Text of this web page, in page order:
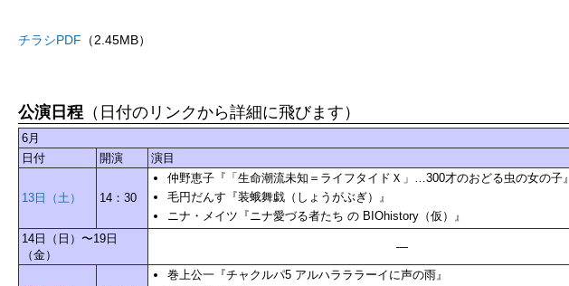
チラシPDF （2.45MB）
公演日程 （日付のリンクから詳細に飛びます）
6月
日付
開演 演目
13日（土） 14：30
仲野恵子『「生命潮流未知＝ライフタイドＸ」…300才のおどる虫の女の子』
毛円だんす『装蛾舞戯（しょうがぶぎ）』
ニナ・メイツ『ニナ愛づる者たち の BIOhistory（仮）』
14日（日）〜19日
（金）
—
巻上公一『チャクルパ5 アルハラララーイに声の雨』